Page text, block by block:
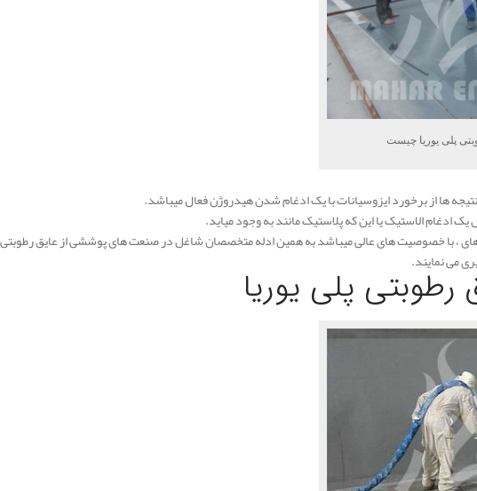
پلی یوریا چیست
نتیجه ها از برخورد ایزوسیانات با یک ادغام شدن هیدروژن فعال میباشد.
ادغام الاستیک یا این که پلاستیک مانند به وجود میاید.
، با خصوصیت های عالی میباشد به همین ادله متخصصان شاغل در صنعت های پوششی از عایق رطوبتی
می نمایند.
رطوبتی پلی یوریا